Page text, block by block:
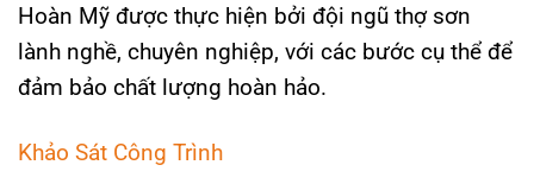
Hoàn Mỹ được thực hiện bởi đội ngũ thợ sơn
lành nghề, chuyên nghiệp, với các bước cụ thể để
đảm bảo chất lượng hoàn hảo.
Khảo Sát Công Trình